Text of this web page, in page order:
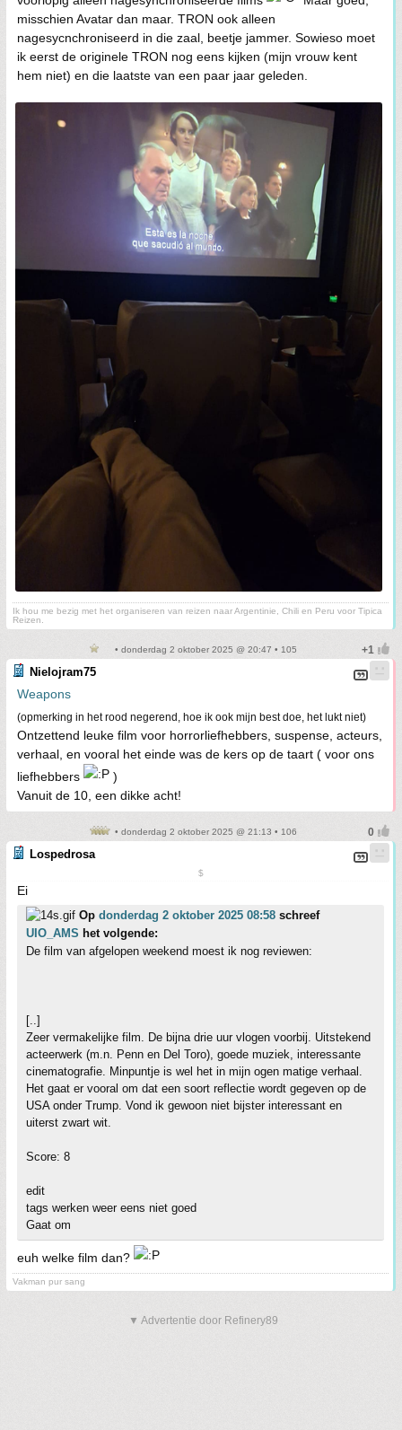
misschien Avatar dan maar. TRON ook alleen
nagesycnchroniseerd in die zaal, beetje jammer. Sowieso moet
ik eerst de originele TRON nog eens kijken (mijn vrouw kent
hem niet) en die laatste van een paar jaar geleden.
Ik hou me bezig met het organiseren van reizen naar Argentinie, Chili en Peru voor Tipica
Reizen.
• donderdag 2 oktober 2025 @ 20:47 • 105
Nielojram75
Weapons
(opmerking in het rood negerend, hoe ik ook mijn best doe, het lukt niet)
Ontzettend leuke film voor horrorliefhebbers, suspense, acteurs,
verhaal, en vooral het einde was de kers op de taart ( voor ons
liefhebbers
)
Vanuit de 10, een dikke acht!
• donderdag 2 oktober 2025 @ 21:13 • 106
Lospedrosa
$
Ei
Op donderdag 2 oktober 2025 08:58 schreef
UIO_AMS het volgende:
De film van afgelopen weekend moest ik nog reviewen:
[..]
Zeer vermakelijke film. De bijna drie uur vlogen voorbij. Uitstekend
acteerwerk (m.n. Penn en Del Toro), goede muziek, interessante
cinematografie. Minpuntje is wel het in mijn ogen matige verhaal.
Het gaat er vooral om dat een soort reflectie wordt gegeven op de
USA onder Trump. Vond ik gewoon niet bijster interessant en
uiterst zwart wit.
Score: 8
edit
tags werken weer eens niet goed
Gaat om
euh welke film dan?
Vakman pur sang
▼ Advertentie door Refinery89